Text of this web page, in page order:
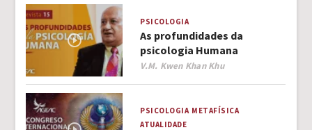
PSICOLOGIA
As profundidades da
psicologia Humana
Author
V.M. Kwen Khan Khu
PSICOLOGIA METAFÍSICA
ATUALIDADE